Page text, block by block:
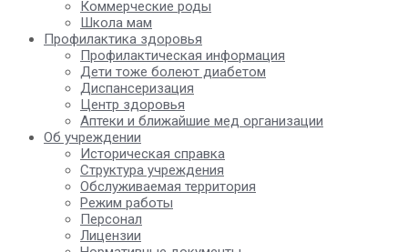
Коммерческие роды
Школа мам
Профилактика здоровья
Профилактическая информация
Дети тоже болеют диабетом
Диспансеризация
Центр здоровья
Аптеки и ближайшие мед организации
Об учреждении
Историческая справка
Структура учреждения
Обслуживаемая территория
Режим работы
Персонал
Лицензии